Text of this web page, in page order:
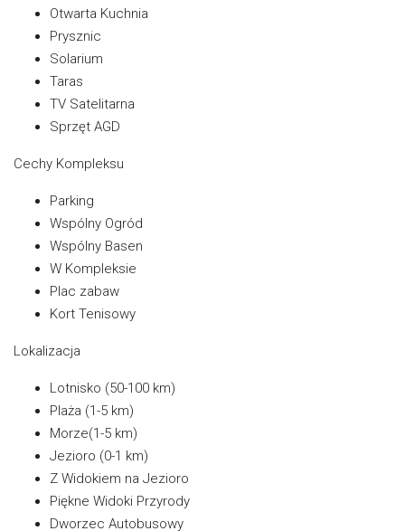
Otwarta Kuchnia
Prysznic
Solarium
Taras
TV Satelitarna
Sprzęt AGD
Cechy Kompleksu
Parking
Wspólny Ogród
Wspólny Basen
W Kompleksie
Plac zabaw
Kort Tenisowy
Lokalizacja
Lotnisko (50-100 km)
Plaża (1-5 km)
Morze(1-5 km)
Jezioro (0-1 km)
Z Widokiem na Jezioro
Piękne Widoki Przyrody
Dworzec Autobusowy